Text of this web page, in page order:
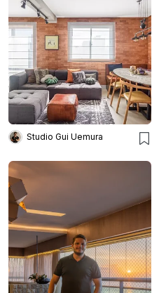
Studio Gui Uemura